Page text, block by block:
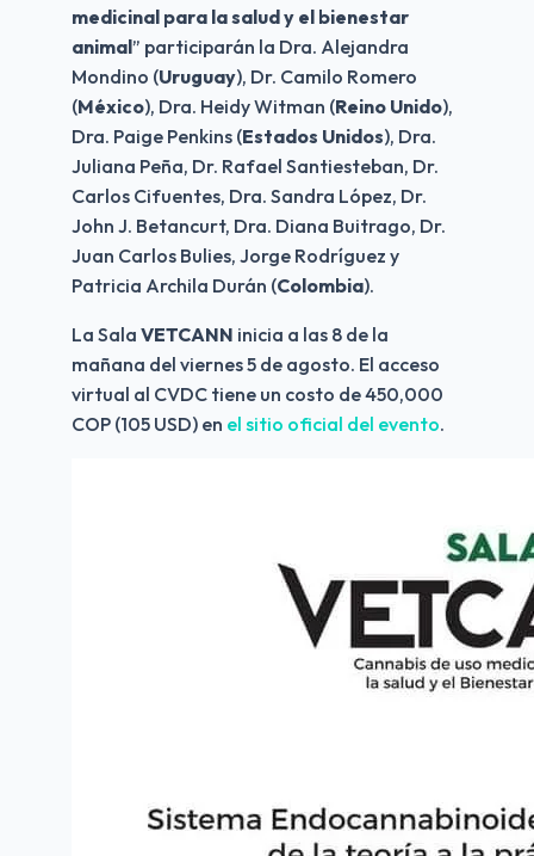
medicinal para la salud y el bienestar
animal” participarán la Dra. Alejandra
Mondino (Uruguay), Dr. Camilo Romero
(México), Dra. Heidy Witman (Reino Unido),
Dra. Paige Penkins (Estados Unidos), Dra.
Juliana Peña, Dr. Rafael Santiesteban, Dr.
Carlos Cifuentes, Dra. Sandra López, Dr.
John J. Betancurt, Dra. Diana Buitrago, Dr.
Juan Carlos Bulies, Jorge Rodríguez y
Patricia Archila Durán (Colombia).
La Sala VETCANN inicia a las 8 de la
mañana del viernes 5 de agosto. El acceso
virtual al CVDC tiene un costo de 450,000
COP (105 USD) en el sitio oficial del evento.